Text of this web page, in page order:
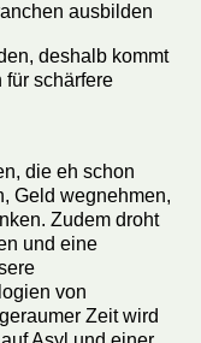
ausbilden
deshalb kommt
für schärfere
die eh schon
Geld wegnehmen,
Zudem droht
und eine
von
Zeit wird